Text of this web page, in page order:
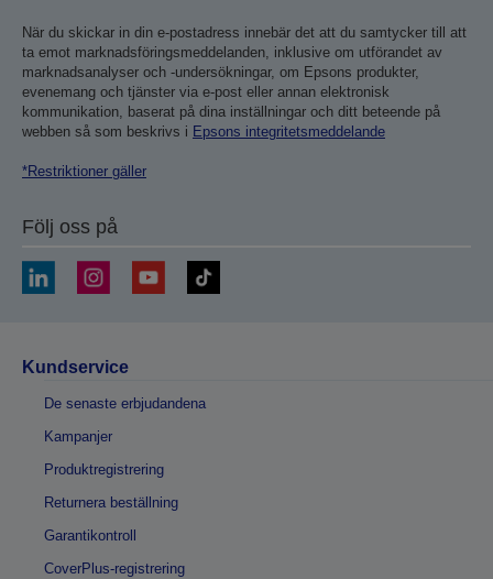
När du skickar in din e-postadress innebär det att du samtycker till att
ta emot marknadsföringsmeddelanden, inklusive om utförandet av
marknadsanalyser och -undersökningar, om Epsons produkter,
evenemang och tjänster via e-post eller annan elektronisk
kommunikation, baserat på dina inställningar och ditt beteende på
webben så som beskrivs i Epsons integritetsmeddelande
*Restriktioner gäller
Följ oss på
Kundservice
De senaste erbjudandena
Kampanjer
Produktregistrering
Returnera beställning
Garantikontroll
CoverPlus-registrering